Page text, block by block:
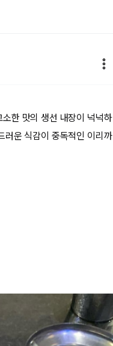
한 맛의 생선 내장이 넉넉하
러운 식감이 중독적인 이리까